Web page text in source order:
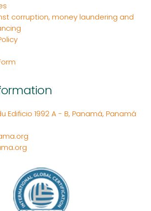
corruption, money laundering and
Edificio 1992 A - B, Panamá, Panamá